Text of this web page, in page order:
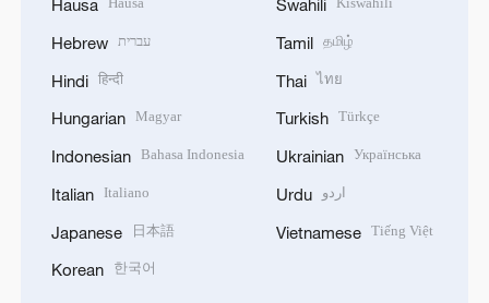
Hausa
Hebrew עברית
Hindi हिन्दी
Hungarian Magyar
Indonesian Bahasa Indonesia
Italian Italiano
Japanese 日本語
Korean 한국어
Swahili
Tamil தமிழ்
Thai ไทย
Turkish Türkçe
Ukrainian Українська
Urdu اردو
Vietnamese Tiếng Việt